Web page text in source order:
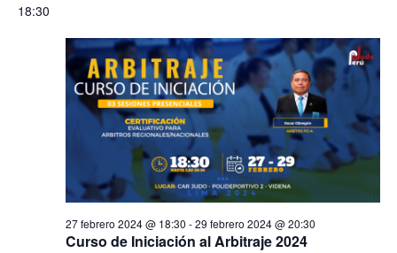
18:30
Curso de Iniciación al Arbitraje 2024
27 febrero 2024 @ 18:30 -29 febrero 2024 @ 20:30